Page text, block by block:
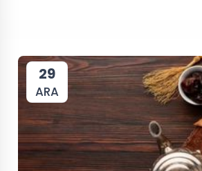
29
ARA